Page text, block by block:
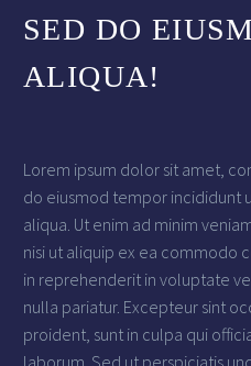
SED DO
ALIQUA!
Lorem ipsum dolor sit amet,
do eiusmod tempor incididunt
aliqua. Ut enim ad minim
nisi ut aliquip ex ea commodo
in reprehenderit in voluptate
nulla pariatur. Excepteur sint
proident, sunt in culpa qui
laborum. Sed ut perspiciatis